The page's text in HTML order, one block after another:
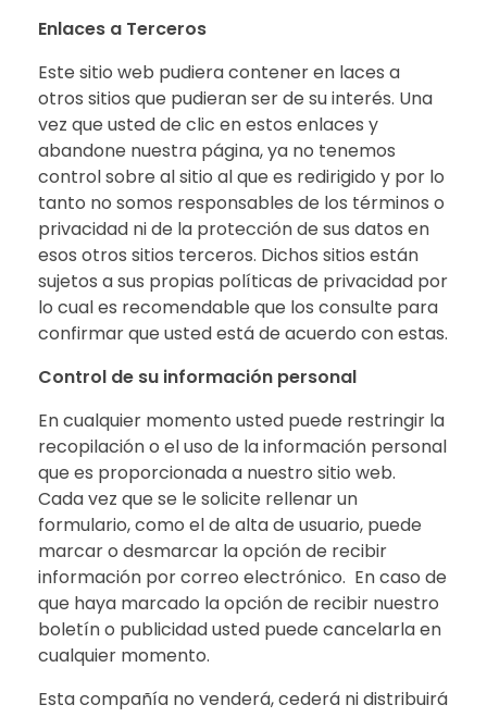
Enlaces a Terceros
Este sitio web pudiera contener en laces a
otros sitios que pudieran ser de su interés. Una
vez que usted de clic en estos enlaces y
abandone nuestra página, ya no tenemos
control sobre al sitio al que es redirigido y por lo
tanto no somos responsables de los términos o
privacidad ni de la protección de sus datos en
esos otros sitios terceros. Dichos sitios están
sujetos a sus propias políticas de privacidad por
lo cual es recomendable que los consulte para
confirmar que usted está de acuerdo con estas.
Control de su información personal
En cualquier momento usted puede restringir la
recopilación o el uso de la información personal
que es proporcionada a nuestro sitio web.
Cada vez que se le solicite rellenar un
formulario, como el de alta de usuario, puede
marcar o desmarcar la opción de recibir
información por correo electrónico. En caso de
que haya marcado la opción de recibir nuestro
boletín o publicidad usted puede cancelarla en
cualquier momento.
Esta compañía no venderá, cederá ni distribuirá